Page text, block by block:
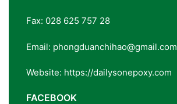
Fax: 028 625 757 28
Email: phongduanchihao@gmail.com
Website: https://dailysonepoxy.com
FACEBOOK